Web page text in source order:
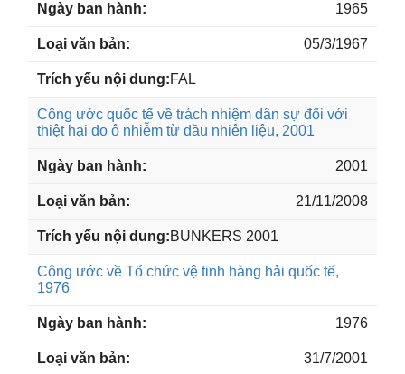
1965
05/3/1967
FAL
Công ước quốc tế về trách nhiệm dân sự đối với
thiệt hại do ô nhiễm từ dầu nhiên liệu, 2001
2001
21/11/2008
BUNKERS 2001
Công ước về Tổ chức vệ tinh hàng hải quốc tế,
1976
1976
31/7/2001